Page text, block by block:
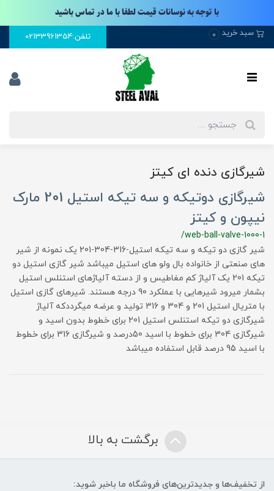
با توجه به نوسانات قیمت لطفا با ما در تماس باشید
سبد خرید 0 تلفن:02133961354
شیرگازی دنده ای کیتز
شیرگازی دوتیکه و سه تیکه استیل 201 مارک
نیپون و کیتز
/web-ball-valve-1000-1
شیر گازی دو تیکه و سه تیکه استیل-316-304-201 یک نمونه از شیر
های صنعتی از خانواده بال ولو های استیل میباشد شیر گازی استیل دو
تیکه 201 یک آلیاژ کم مغاطیس و از دسته آلیاژهای استنلس استیل
بشمار میرود شیرهایی با عملکرد 90 درجه هستند. شیرهای گازی استیل
با متریال استیل 201 و 304 و 316 تولید و عرضه میگرددکه آلیاژ
شیرگازی دو تیکه استنلس استیل 201 برای خطوط بدون اسید و
شیرگازی 304 برای خطوط با اسید 50درصد و شیرگازی 316 برای خطوط
با اسید 95 درصد قابل استفاده میباشد
برگشت به بالا
از تخفیف‌ها و جدیدترین‌های فروشگاه ما باخبر شوید: